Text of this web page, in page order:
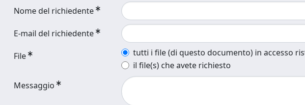
Nome del richiedente
E-mail del richiedente
File
tutti i file (di questo documento) in accesso
il file(s) che avete richiesto
Messaggio